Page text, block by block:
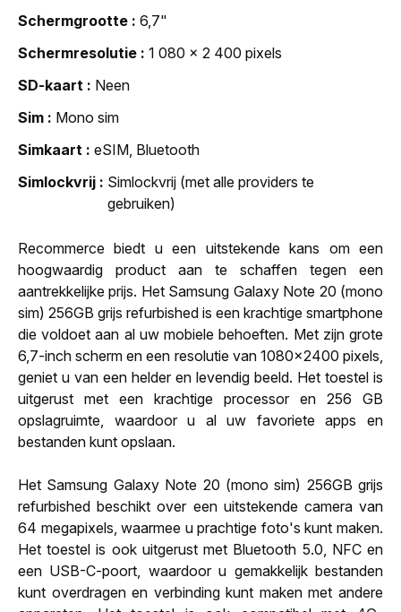
Schermgrootte
6,7"
Schermresolutie
1 080 x 2 400 pixels
SD-kaart
Neen
Sim
Mono sim
Simkaart
eSIM, Bluetooth
Simlockvrij
Simlockvrij (met alle providers te
gebruiken)
Recommerce biedt u een uitstekende kans om een
hoogwaardig product aan te schaffen tegen een
aantrekkelijke prijs. Het Samsung Galaxy Note 20 (mono
sim) 256GB grijs refurbished is een krachtige smartphone
die voldoet aan al uw mobiele behoeften. Met zijn grote
6,7-inch scherm en een resolutie van 1080x2400 pixels,
geniet u van een helder en levendig beeld. Het toestel is
uitgerust met een krachtige processor en 256 GB
opslagruimte, waardoor u al uw favoriete apps en
bestanden kunt opslaan.
Het Samsung Galaxy Note 20 (mono sim) 256GB grijs
refurbished beschikt over een uitstekende camera van
64 megapixels, waarmee u prachtige foto's kunt maken.
Het toestel is ook uitgerust met Bluetooth 5.0, NFC en
een USB-C-poort, waardoor u gemakkelijk bestanden
kunt overdragen en verbinding kunt maken met andere